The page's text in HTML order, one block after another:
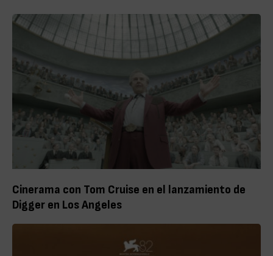
Cinerama con Tom Cruise en el lanzamiento de
Digger en Los Angeles